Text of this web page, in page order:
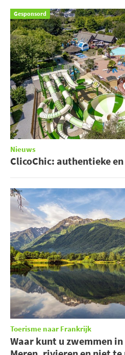
Gesponsord
Nieuws
ClicoChic: authentieke
Toerisme naar Frankrijk
Waar kunt u zwemmen